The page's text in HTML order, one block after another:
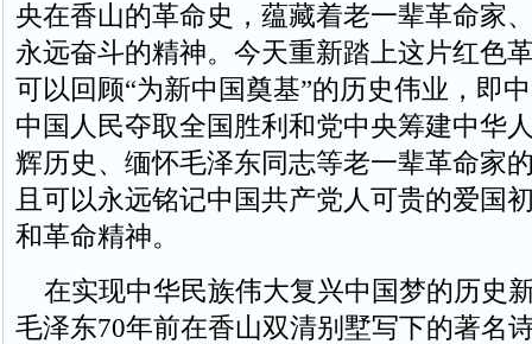
央在香山的革命史，蕴藏着老一辈革命家
永远奋斗的精神。今天重新踏上这片红色
可以回顾“为新中国奠基”的历史伟业，即
中国人民夺取全国胜利和党中央筹建中华
辉历史、缅怀毛泽东同志等老一辈革命家
且可以永远铭记中国共产党人可贵的爱国
和革命精神。
在实现中华民族伟大复兴中国梦的历史
毛泽东70年前在香山双清别墅写下的著名